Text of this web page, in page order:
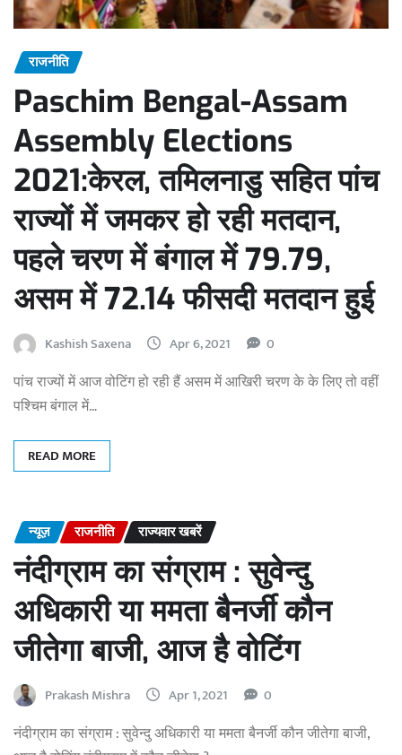
राजनीति
Paschim Bengal-Assam
Assembly Elections
2021:केरल, तमिलनाडु सहित पांच
राज्यों में जमकर हो रही मतदान,
पहले चरण में बंगाल में 79.79,
असम में 72.14 फीसदी मतदान हुई
Kashish Saxena Apr 6, 2021 0
पांच राज्यों में आज वोटिंग हो रही ‌हैं असम में आखिरी चरण के के लिए तो वहीं
पश्चिम बंगाल में…
READ MORE
न्यूज़ राजनीति राज्यवार खबरें
नंदीग्राम का संग्राम : सुवेन्दु
अधिकारी या ममता बैनर्जी कौन
जीतेगा बाजी, आज है वोटिंग
Prakash Mishra Apr 1, 2021 0
नंदीग्राम का संग्राम : सुवेन्दु अधिकारी या ममता बैनर्जी कौन जीतेगा बाजी,